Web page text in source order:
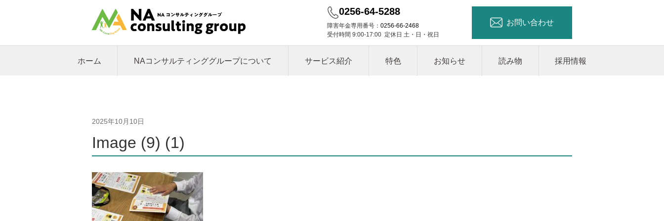
0256-64-5288
障害年金専用番号： 0256-66-2468
受付時間 9:00-17:00 定休日 土・日・祝日
お問い合わせ
ホーム NAコンサルティンググループについて サービス紹介 特色 お知らせ 読み物 採用情報
2025年10月10日
Image (9) (1)